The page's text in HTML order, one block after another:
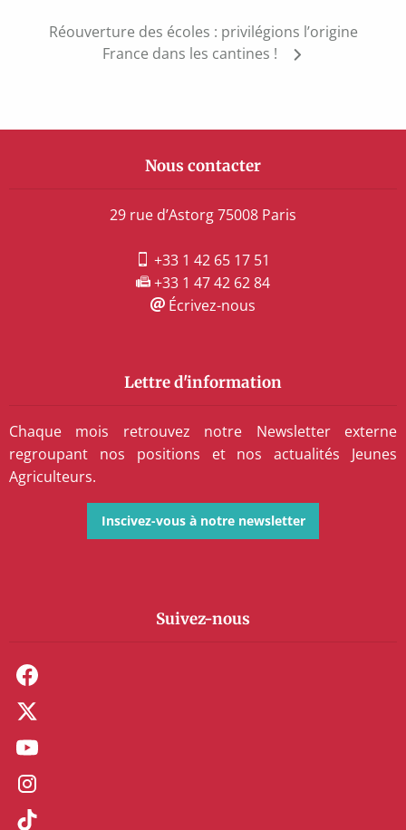
Réouverture des écoles : privilégions l’origine
France dans les cantines !
Nous contacter
29 rue d’Astorg 75008 Paris
+33 1 42 65 17 51
+33 1 47 42 62 84
Écrivez-nous
Lettre d'information
Chaque mois retrouvez notre Newsletter externe
regroupant nos positions et nos actualités Jeunes
Agriculteurs.
Inscivez-vous à notre newsletter
Suivez-nous